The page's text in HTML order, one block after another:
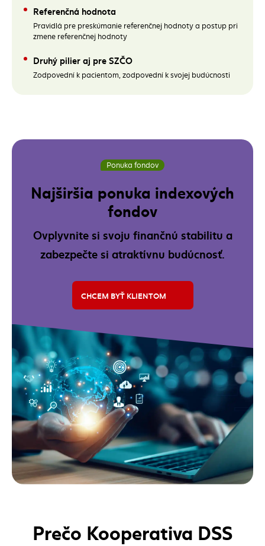
Referenčná hodnota
Pravidlá pre preskúmanie referenčnej hodnoty a postup pri
zmene referenčnej hodnoty
Druhý pilier aj pre SZČO
Zodpovední k pacientom, zodpovední k svojej budúcnosti
Ponuka fondov
Najširšia ponuka indexových
fondov
Ovplyvnite si svoju finančnú stabilitu a
zabezpečte si atraktívnu budúcnosť.
Banner: Najširšia ponuka indexových
CHCEM BYŤ KLIENTOM
(externý odkaz)
Prečo Kooperativa DSS